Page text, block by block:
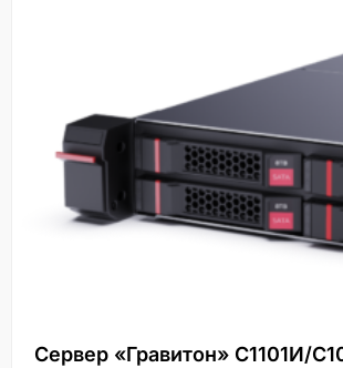
Сервер «Гравитон» С1101И/